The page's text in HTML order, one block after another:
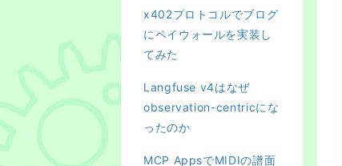
x402プロトコルでブログ
にペイウォールを実装し
てみた
Langfuse v4はなぜ
observation-centricにな
ったのか
MCP AppsでMIDIの譜面